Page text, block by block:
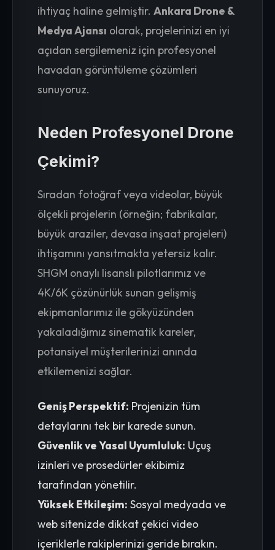
ihtiyaç haline gelmiştir. Ankara Drone &
Medya Ajansı olarak, projelerinizi en iyi
açıdan sergilemeniz için profesyonel
havadan görüntüleme çözümleri
sunuyoruz.
Neden Profesyonel Drone
Çekimi?
Sıradan fotoğraf veya videolar, büyük
ölçekli projelerin (örneğin; fabrikalar,
büyük araziler, devasa inşaat projeleri)
ihtişamını yansıtmakta yetersiz kalır.
SHGM onaylı lisanslı pilotlarımız ve
4K/6K çözünürlük sunan gelişmiş
ekipmanlarımız ile gökyüzünden
yakaladığımız sinematik kareler,
potansiyel müşterilerinizi anında
etkilemenizi sağlar.
Geniş Perspektif: Projenizin tüm
detaylarını tek bir karede sunun.
Güvenlik ve Yasal Uyumluluk: Uçuş
izinleri ve prosedürler ekibimiz
tarafından yönetilir.
Yüksek Etkileşim: Sosyal medyada ve
web sitenizde dikkat çekici video
içeriklerle rakiplerinizi geride bırakın.